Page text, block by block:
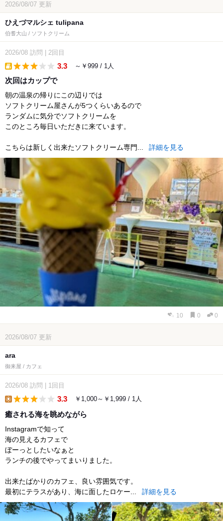
2026/08/07 更新
ひえづマルシェ tulipana
伯耆大山 / ソフトクリーム
2026/08 訪問 2回目
3.3 ～￥999 / 1人
次回はカップで
朝の温泉の帰りにこの辺りでは
ソフトクリーム屋さんが5つくらいあるので
ランダムに気分でソフトクリームを
このところ毎日いただきに来ています。
こちらは新しく出来たソフトクリーム専門... 詳細を見る
10 0 0
2026/08/07 更新
ara
御来屋 / カフェ
2026/08 訪問 1回目
3.3 ￥1,000～￥1,999 / 1人
癒される海を眺めながら
Instagramで知って
海の見えるカフェで
ぼーっとしたいなぁと
ランチの後でやってまいりました。
出来たばかりのカフェ、良い雰囲気です。
最初にテラスがあり、海に面したロケー...
詳細を見る